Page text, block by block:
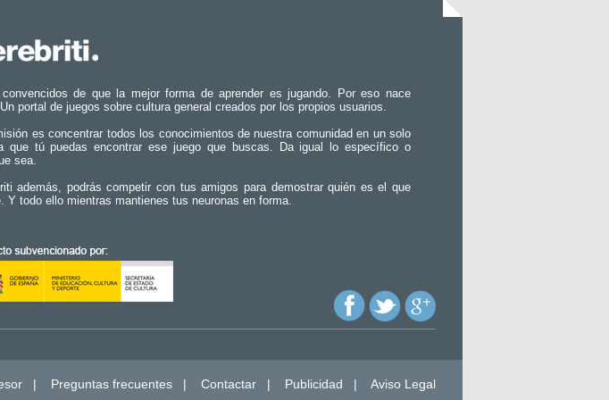
convencidos de que la mejor forma de aprender es jugando. Por eso nace
portal de juegos sobre cultura general creados por los propios usuarios.
es concentrar todos los conocimientos de nuestra comunidad en un solo
que tú puedas encontrar ese juego que buscas. Da igual lo específico o
sea.
además, podrás competir con tus amigos para demostrar quién es el que
Y todo ello mientras mantienes tus neuronas en forma.
| Preguntas frecuentes | Contactar | Publicidad | Aviso Legal